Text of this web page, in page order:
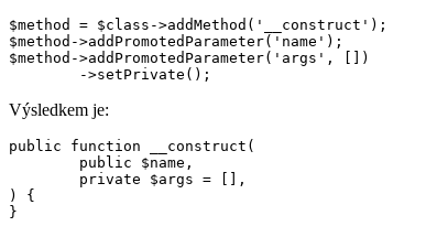
$method = $class->addMethod('__construct');
$method->addPromotedParameter('name');
$method->addPromotedParameter('args', [])
Výsledkem je:
public function __construct(
) {